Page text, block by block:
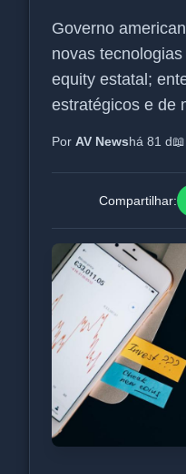
Governo
novas
equity estatal;
estratégicos e de
Por AV Newshá 81 d
Compartilhar: